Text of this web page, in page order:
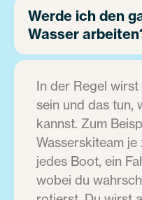
Werde ich den
Wasser
In der Regel
sein und das tun,
kannst. Zum
Wasserskiteam
jedes Boot, ein
wobei du